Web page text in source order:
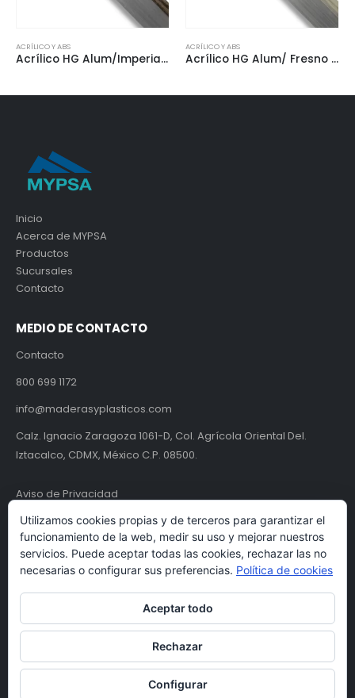
ACRÍLICO Y ABS
Acrílico HG Alum/Imperia Walnut
ACRÍLICO Y ABS
Acrílico HG Alum/ Fresno Luton
Inicio
Acerca de MYPSA
Productos
Sucursales
Contacto
MEDIO DE CONTACTO
Contacto
800 699 1172
info@maderasyplasticos.com
Calz. Ignacio Zaragoza 1061-D, Col. Agrícola Oriental Del.
Iztacalco, CDMX, México C.P. 08500.
Aviso de Privacidad
Términos y condiciones
© Maderas y Plásticos S.A. de C.V. | MYPSA 2024. Todos los derechos
Utilizamos cookies propias y de terceros para garantizar el
funcionamiento de la web, medir su uso y mejorar nuestros
servicios. Puede aceptar todas las cookies, rechazar las no
necesarias o configurar sus preferencias. Política de cookies
Aceptar todo
Rechazar
Configurar